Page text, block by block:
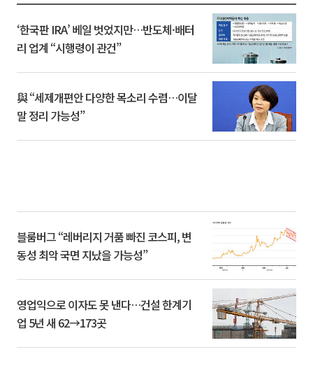
‘한국판 IRA’ 베일 벗었지만…반도체·배터
리 업계 “시행령이 관건”
與 “세제개편안 다양한 목소리 수렴…이달
말 정리 가능성”
블룸버그 “레버리지 거품 빠진 코스피, 변
동성 최악 국면 지났을 가능성”
영업익으로 이자도 못 낸다…건설 한계기
업 5년 새 62→173곳